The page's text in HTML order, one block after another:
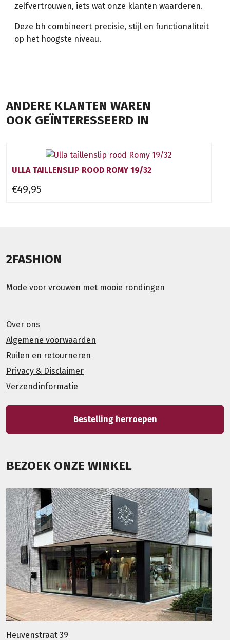
zelfvertrouwen, iets wat onze klanten waarderen.
Deze bh combineert precisie, stijl en functionaliteit
op het hoogste niveau.
ANDERE KLANTEN WAREN
OOK GEÏNTERESSEERD IN
ULLA TAILLENSLIP ROOD ROMY 19/32
€49,95
2FASHION
Mode voor vrouwen met mooie rondingen
Over ons
Algemene voorwaarden
Ruilen en retourneren
Privacy & Disclaimer
Verzendinformatie
Bestelling herroepen
BEZOEK ONZE WINKEL
Heuvenstraat 39